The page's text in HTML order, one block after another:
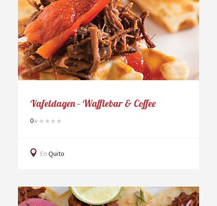
Vafeldagen – Wafflebar & Coffee
0
En Quito